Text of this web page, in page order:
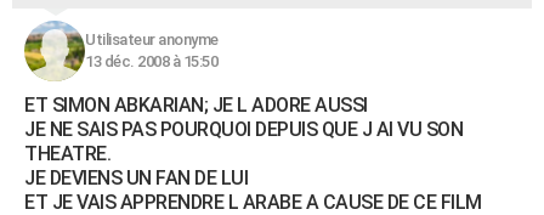
Utilisateur anonyme
13 déc. 2008 à 15:50
ET SIMON ABKARIAN; JE L ADORE AUSSI
JE NE SAIS PAS POURQUOI DEPUIS QUE J AI VU SON
THEATRE.
JE DEVIENS UN FAN DE LUI
ET JE VAIS APPRENDRE L ARABE A CAUSE DE CE FILM